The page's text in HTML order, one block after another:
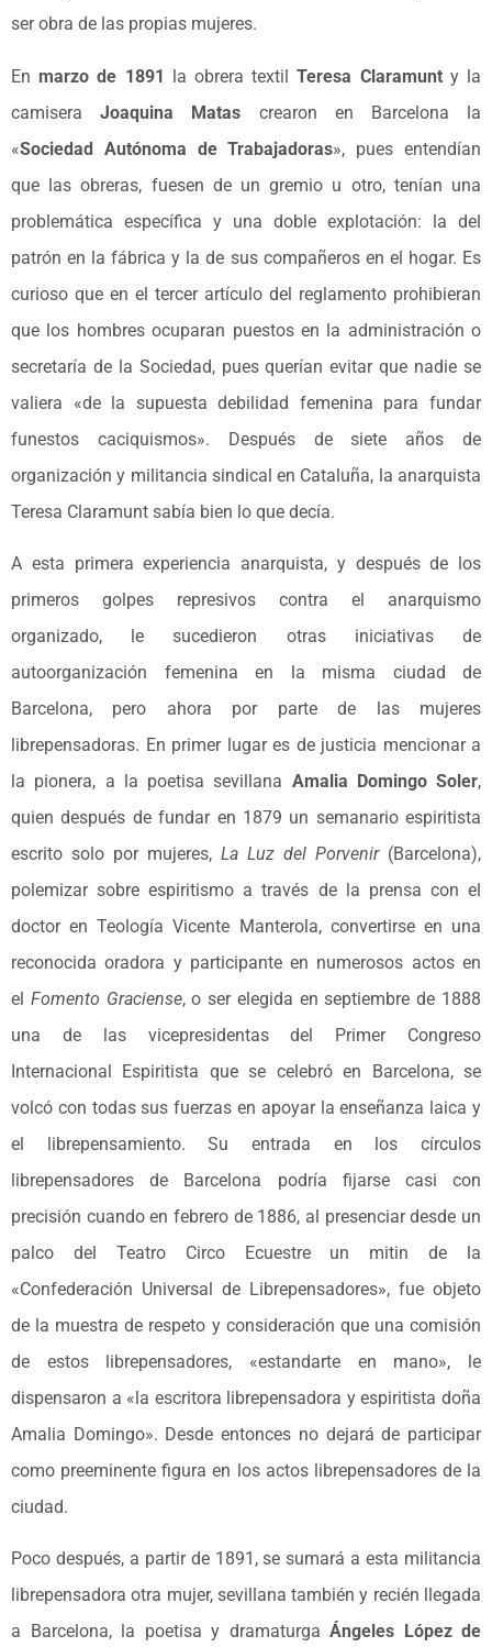
ser obra de las propias mujeres.
En marzo de 1891 la obrera textilTeresa Claramunt y la
camiseraJoaquina Matas crearon en Barcelona la
«Sociedad Autónoma de Trabajadoras», pues entendían
que las obreras, fuesen de un gremio u otro, tenían una
problemática específica y una doble explotación: la del
patrón en la fábrica y la de sus compañeros en el hogar. Es
curioso que en el tercer artículo del reglamento prohibieran
que los hombres ocuparan puestos en la administración o
secretaría de la Sociedad, pues querían evitar que nadie se
valiera «de la supuesta debilidad femenina para fundar
funestos caciquismos». Después de siete años de
organización y militancia sindical en Cataluña, la anarquista
Teresa Claramunt sabía bien lo que decía.
A esta primera experiencia anarquista, y después de los
primeros golpes represivos contra el anarquismo
organizado, le sucedieron otras iniciativas de
autoorganización femenina en la misma ciudad de
Barcelona, pero ahora por parte de las mujeres
librepensadoras. En primer lugar es de justicia mencionar a
la pionera, a la poetisa sevillana Amalia Domingo Soler,
quien después de fundar en 1879 un semanario espiritista
escrito solo por mujeres, La Luz del Porvenir (Barcelona),
polemizar sobre espiritismo a través de la prensa con el
doctor en Teología Vicente Manterola, convertirse en una
reconocida oradora y participante en numerosos actos en
el Fomento Graciense, o ser elegida en septiembre de 1888
una de las vicepresidentas del Primer Congreso
Internacional Espiritista que se celebró en Barcelona, se
volcó con todas sus fuerzas en apoyar la enseñanza laica y
el librepensamiento. Su entrada en los círculos
librepensadores de Barcelona podría fijarse casi con
precisión cuando en febrero de 1886, al presenciar desde un
palco del Teatro Circo Ecuestre un mitin de la
«Confederación Universal de Librepensadores», fue objeto
de la muestra de respeto y consideración que una comisión
de estos librepensadores, «estandarte en mano», le
dispensaron a «la escritora librepensadora y espiritista doña
Amalia Domingo». Desde entonces no dejará de participar
como preeminente figura en los actos librepensadores de la
ciudad.
Poco después, a partir de 1891, se sumará a esta militancia
librepensadora otra mujer, sevillana también y recién llegada
a Barcelona, la poetisa y dramaturga Ángeles López de